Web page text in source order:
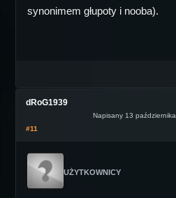
synonimem głupoty i nooba).
dRoG1939
Napisany 13
#11
UŻYTKOWNICY